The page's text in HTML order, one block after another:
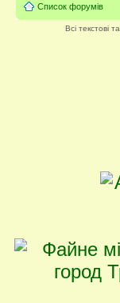
Список форумів
Всі текстові